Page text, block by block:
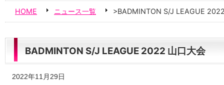
HOME ニュース一覧 >BADMINTON S/J LEAGUE
BADMINTON S/J LEAGUE 2022 山口大会
2022年11月29日